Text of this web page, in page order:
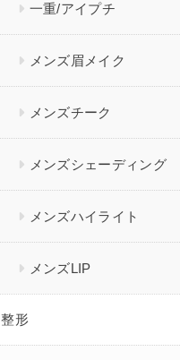
一重/アイプチ
メンズ眉メイク
メンズチーク
メンズシェーディング
メンズハイライト
メンズLIP
整形